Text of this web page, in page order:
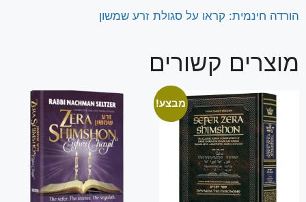
הורדה חינמית: קראו על סגולת זרע שמשון
מוצרים קשורים
מבצע!